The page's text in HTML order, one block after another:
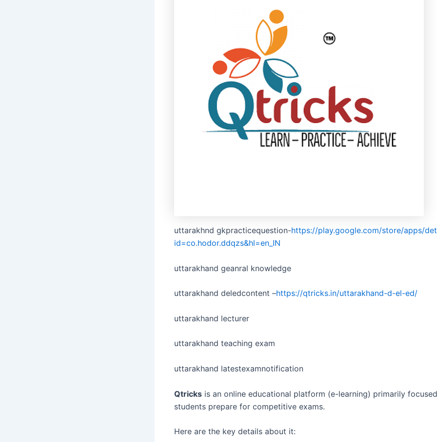
uttarakhnd gkpracticequestion-https://play.google.com/store/apps/
id=co.hodor.ddqzs&hl=en_IN
uttarakhand geanral knowledge
uttarakhand deledcontent –https://qtricks.in/uttarakhand-d-el-ed/
uttarakhand lecturer
uttarakhand teaching exam
uttarakhand latestexamnotification
Qtricks is an online educational platform (e-learning) primarily
students prepare for competitive exams.
Here are the key details about it: